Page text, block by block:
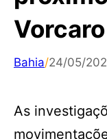
Vorcaro
Bahia/24/05/
As